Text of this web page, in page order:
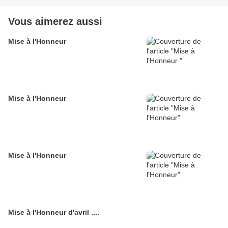
Vous aimerez aussi
Mise à l'Honneur
Mise à l'Honneur
Mise à l'Honneur
Mise à l'Honneur d'avril ....